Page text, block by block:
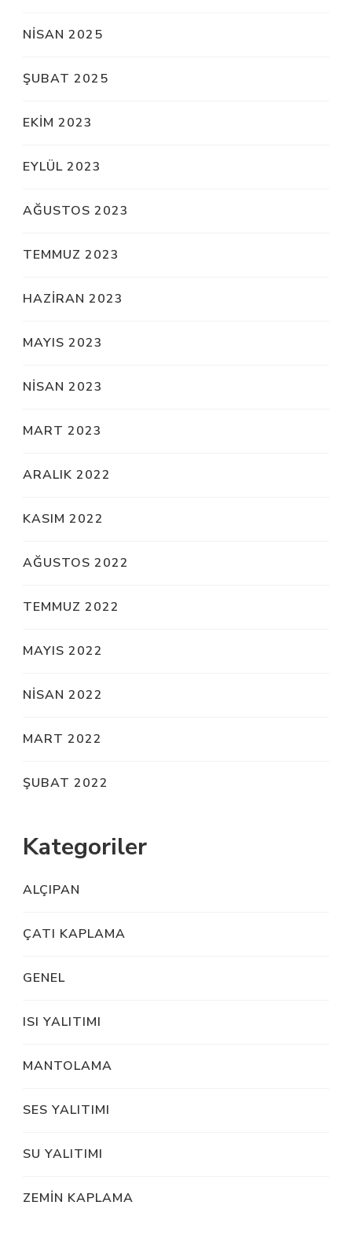
NISAN 2025
ŞUBAT 2025
EKIM 2023
EYLÜL 2023
AĞUSTOS 2023
TEMMUZ 2023
HAZIRAN 2023
MAYIS 2023
NISAN 2023
MART 2023
ARALIK 2022
KASIM 2022
AĞUSTOS 2022
TEMMUZ 2022
MAYIS 2022
NISAN 2022
MART 2022
ŞUBAT 2022
Kategoriler
ALÇIPAN
ÇATI KAPLAMA
GENEL
ISI YALITIMI
MANTOLAMA
SES YALITIMI
SU YALITIMI
ZEMİN KAPLAMA